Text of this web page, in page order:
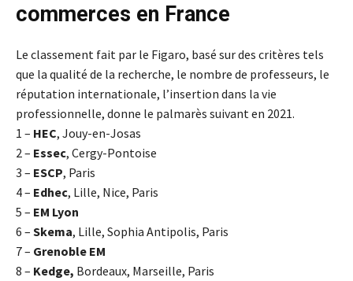
commerces en France
Le classement fait par le Figaro, basé sur des critères tels
que la qualité de la recherche, le nombre de professeurs, le
réputation internationale, l’insertion dans la vie
professionnelle, donne le palmarès suivant en 2021.
1 – HEC, Jouy-en-Josas
2 – Essec, Cergy-Pontoise
3 – ESCP, Paris
4 – Edhec, Lille, Nice, Paris
5 – EM Lyon
6 – Skema, Lille, Sophia Antipolis, Paris
7 – Grenoble EM
8 – Kedge, Bordeaux, Marseille, Paris